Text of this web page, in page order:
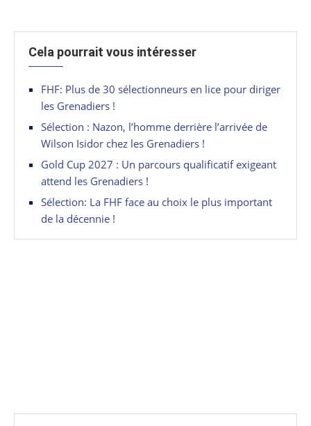
Cela pourrait vous intéresser
FHF: Plus de 30 sélectionneurs en lice pour diriger
les Grenadiers !
Sélection : Nazon, l’homme derrière l’arrivée de
Wilson Isidor chez les Grenadiers !
Gold Cup 2027 : Un parcours qualificatif exigeant
attend les Grenadiers !
Sélection: La FHF face au choix le plus important
de la décennie !